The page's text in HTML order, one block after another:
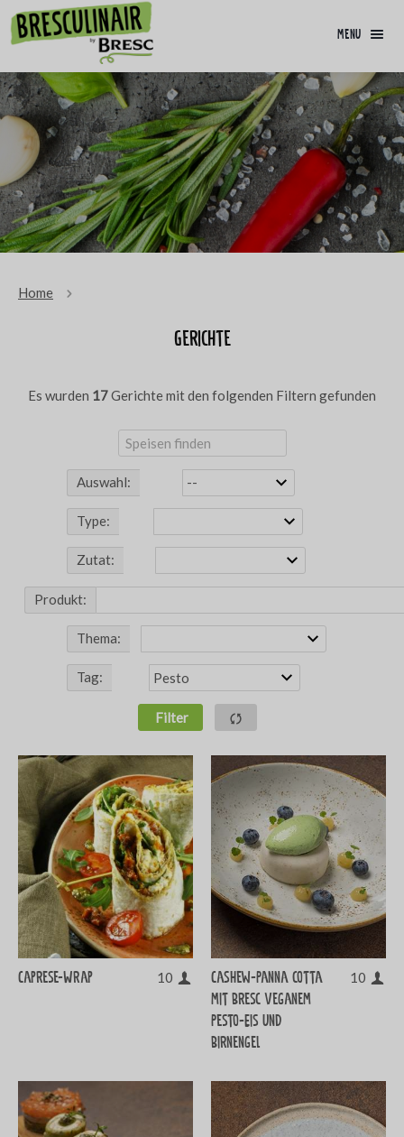
menu
Home
Gerichte
Es wurden 17Gerichte mit den folgenden Filtern gefunden
Auswahl:
Type:
Zutat:
Produkt:
Thema:
Tag:
Filter
Caprese-Wrap 10
Cashew-Panna cotta
mit Bresc Veganem
Pesto-Eis und
Birnengel
10